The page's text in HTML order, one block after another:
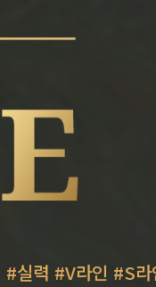
실력 #V라인 #S